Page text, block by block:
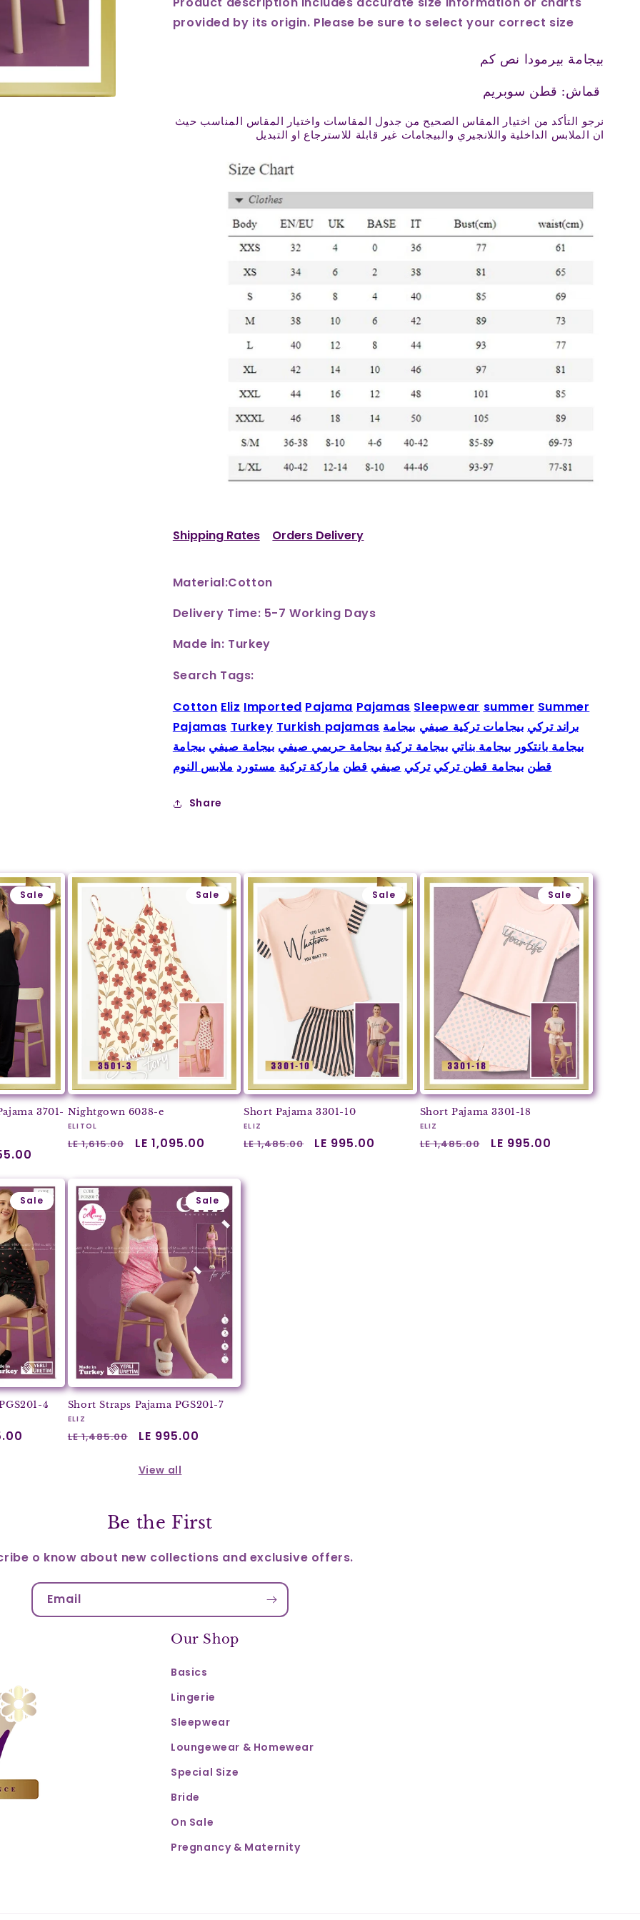
provided by its origin. Please be sure to select your correct size
بيجامة بيرمودا نص كم
نرجو التأكد من اختيار المقاس الصحيح من جدول المقاسات واختيار المقاس المناسب حيث
ان الملابس الداخلية واللانجيري والبيجامات غير قابلة للاسترجاع او التبديل
Shipping Rates Orders Delivery
Material:Cotton
Delivery Time: 5-7 Working Days
Made in: Turkey
Search Tags:
Cotton Eliz Imported Pajama Pajamas Sleepwear summer Summer
Pajamas Turkey Turkish pajamas براند تركي بيجامات تركية صيفي بيجامة
بيجامة بانتكور بيجامة بناتي بيجامة تركية بيجامة حريمي صيفي بيجامة صيفي بيجامة
قطن بيجامة قطن تركي تركي صيفي قطن ماركة تركية مستورد ملابس النوم
Share
Sale
3701-
Sale
Nightgown 6038-e
Vendor:
ELITOL
Regular
LE 1,615.00
Sale
LE 1,095.00
Sale
Short Pajama 3301-10
Vendor:
ELIZ
Regular
LE 1,485.00
Sale
LE 995.00
Sale
Short Pajama 3301-18
Vendor:
ELIZ
Regular
LE 1,485.00
Sale
LE 995.00
Sale
4
Sale
Short Straps Pajama PGS201-7
Vendor:
ELIZ
Regular
LE 1,485.00
Sale
LE 995.00
View all
Be the First
o know about new collections and exclusive offers.
Email
Our Shop
Basics
Lingerie
Sleepwear
Loungewear & Homewear
Special Size
Bride
On Sale
Pregnancy & Maternity